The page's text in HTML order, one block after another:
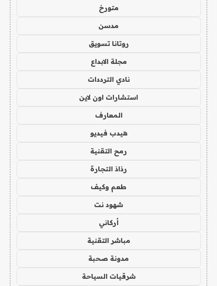
متورخ
مدسن
روتانا تسويق
مجلة الابداع
نادي الترددات
استشارات اون لاين
المعارف
هيدب فيديو
رمح التقنية
رذاذ التجارة
طعم وكيف
شهود نت
أركاني
مباشر التقنية
مدونة صحبة
شرقيات السياحة